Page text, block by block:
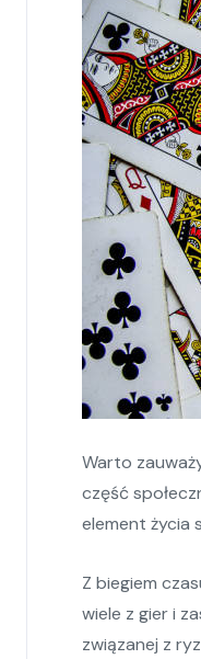
Warto
część
element życia
Z biegiem
wiele z gier i
związanej z